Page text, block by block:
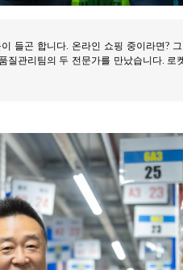
들곤 합니다. 온라인 쇼핑 중이라면?
관리팀의 두 전문가를 만났습니다.